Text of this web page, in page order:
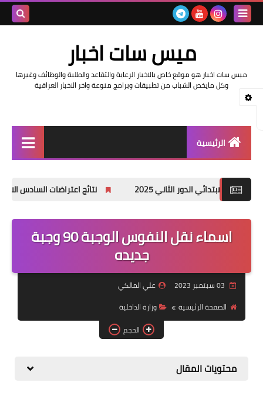
ميس سات اخبار
ميس سات اخبار هو موقع خاص بالاخبار الرعاية والتقاعد والطلبة والوظائف وغيرها
وكل مايخص الشباب من تطبيقات وبرامج منوعة واخر الاخبار العراقية
الرئيسية
اخبار وزارة التربية والتعليم
اخبار وزارة العمل وهيئة
قسم التطبيقات
قطع الاراضي
الدور الثاني 2025 نتائج اعتراضات السادس الاعدادي 2025 الدور الأول جميع المحافظات
اسماء نقل النفوس الوجبة 90 وجبة
جديده
علي المالكي
الصفحة الرئيسية
وزارة الداخلية
الحجم
محتويات المقال